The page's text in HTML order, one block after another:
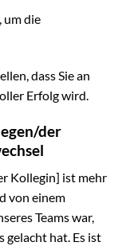
um die
dass Sie an
Erfolg wird.
der
Kollegin] ist mehr
von einem
Teams war,
hat. Es ist